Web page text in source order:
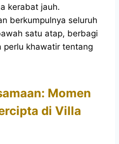
kerabat jauh.
berkumpulnya seluruh
satu atap, berbagi
khawatir tentang
Momen
di Villa